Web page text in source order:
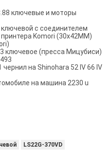
ключевые и моторы
с соединителем
Komori (30x42MM)
ключевое (пресса Мицубиси)
на Shinohara 52 IV 66 IV
на машина 2230 u
LS22G-370VD